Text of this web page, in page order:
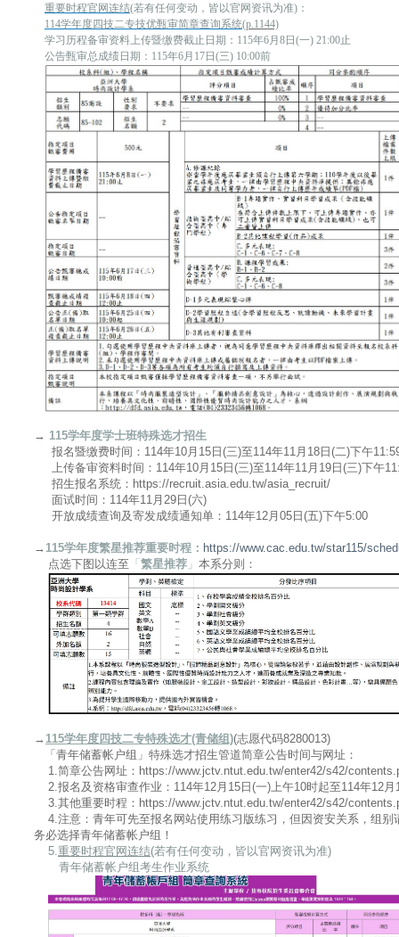
重要时程官网连结(若有任何变动，皆以官网资讯为准)：
114学年度四技二专技优甄审简章查询系统(p.1144)
学习历程备审资料上传暨缴费截止日期：115年6月8日(一) 21:00止
公告甄审总成绩日期：115年6月17日(三) 10:00前
→ 115学年度学士班特殊选才招生
报名暨缴费时间：114年10月15日(三)至114年11月18日(二)下午
上传备审资料时间：114年10月15日(三)至114年11月19日(三)下午
招生报名系统：https://recruit.asia.edu.tw/asia_recruit/
面试时间：114年11月29日(六)
开放成绩查询及寄发成绩通知单：114年12月05日(五)下午5:00
→ 115学年度繁星推荐重要时程： https://www.cac.edu.tw/star115/
点选下图以连至 「 繁星推荐 」 本系分则：
→ 115学年度四技二专特殊选才(青储组)(志愿代码8280013)
「青年储蓄帐户组」 特殊选才招生管道简章公告时间与网址：
1.简章公告网址：https://www.jctv.ntut.edu.tw/enter42/s42/
2.报名及资格审查作业：114年12月15日(一)上午10时起至114年12月
3.其他重要时程：https://www.jctv.ntut.edu.tw/enter42/s42/
4.注意：青年可先至报名网站使用练习版练习，但因资安关系，组
务必选择青年储蓄帐户组！
5. 重要时程官网连结(若有任何变动，皆以官网资讯为准)
青年储蓄帐户组考生作业系统